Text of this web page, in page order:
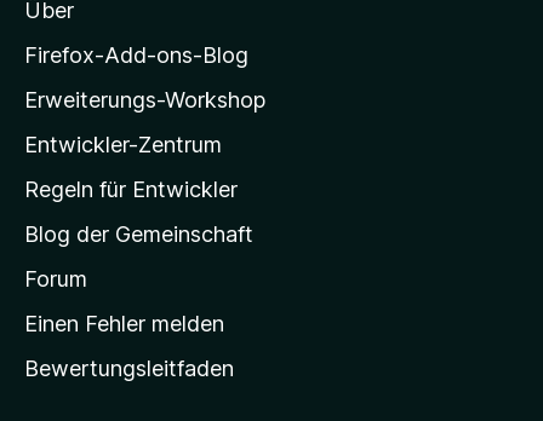
z
i
l
a
-
t
a
r
s
Über
Firefox-Add-ons-Blog
Erweiterungs-Workshop
Entwickler-Zentrum
Regeln für Entwickler
Blog der Gemeinschaft
Forum
Einen Fehler melden
Bewertungsleitfaden